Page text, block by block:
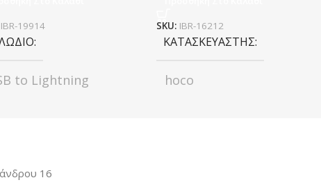
IBR-19914
to Lightning
SKU: IBR-16212
ΚΑΤΑΣΚΕΥΑΣΤΉΣ
hoco
16